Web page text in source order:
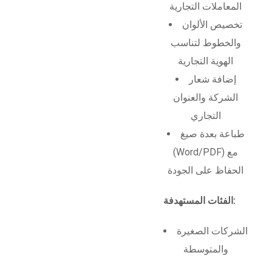
المعاملات التجارية
تخصيص الألوان
والخطوط لتناسب
الهوية التجارية
إضافة شعار
الشركة والعنوان
التجاري
طباعة بعدة صيغ
(Word/PDF) مع
الحفاظ على الجودة
الفئات المستهدفة:
الشركات الصغيرة
والمتوسطة